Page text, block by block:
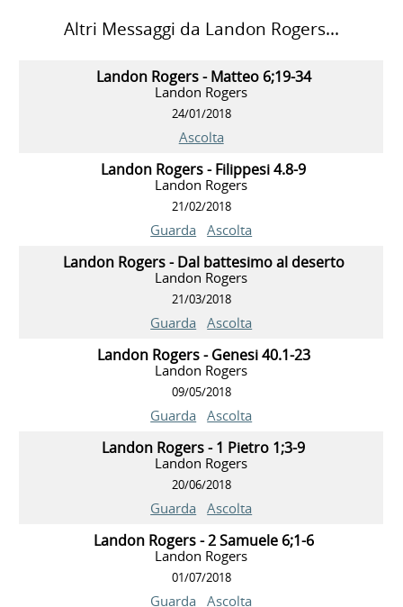
Altri Messaggi da Landon Rogers...
Landon Rogers - Matteo 6;19-34
Landon Rogers
24/01/2018
Ascolta
Landon Rogers - Filippesi 4.8-9
Landon Rogers
21/02/2018
Guarda Ascolta
Landon Rogers - Dal battesimo al deserto
Landon Rogers
21/03/2018
Guarda Ascolta
Landon Rogers - Genesi 40.1-23
Landon Rogers
09/05/2018
Guarda Ascolta
Landon Rogers - 1 Pietro 1;3-9
Landon Rogers
20/06/2018
Guarda Ascolta
Landon Rogers - 2 Samuele 6;1-6
Landon Rogers
01/07/2018
Guarda Ascolta